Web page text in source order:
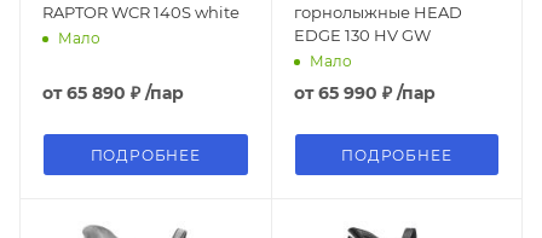
RAPTOR WCR 140S white
Мало
от65 890 ₽ /пар
ПОДРОБНЕЕ
горнолыжные HEAD
EDGE 130 HV GW
Мало
от65 990 ₽ /пар
ПОДРОБНЕЕ